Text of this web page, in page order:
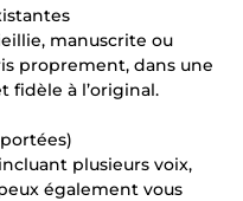
manuscrite ou
proprement, dans une
fidèle à l’original.
plusieurs voix,
également vous